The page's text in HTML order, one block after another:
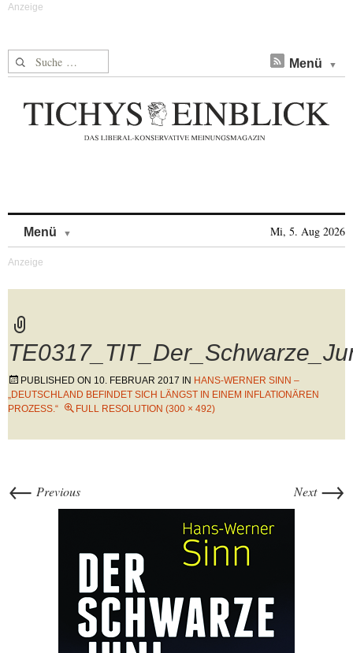
Suche nach: Menü
Menü Mi, 5. Aug 2026
PUBLISHED ON 10. FEBRUAR 2017 IN HANS-WERNER SINN –
„DEUTSCHLAND BEFINDET SICH LÄNGST IN EINEM INFLATIONÄREN
PROZESS.“
FULL RESOLUTION (300 × 492)
← Previous Next →